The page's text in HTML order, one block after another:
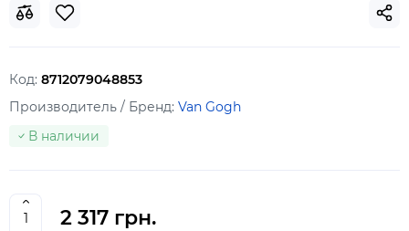
Код: 8712079048853
Производитель / Бренд: Van Gogh
В наличии
2 317 грн.